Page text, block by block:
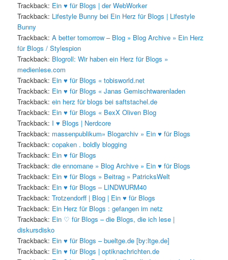
Trackback: Ein ♥ für Blogs | der WebWorker
Trackback: Lifestyle Bunny bei Ein Herz für Blogs | Lifestyle
Bunny
Trackback:A better tomorrow – Blog » Blog Archive » Ein Herz
für Blogs / Stylespion
Trackback: Blogroll: Wir haben ein Herz für Blogs »
medienlese.com
Trackback: Ein ♥ für Blogs « tobisworld.net
Trackback: Ein ♥ für Blogs « Janas Gemischtwarenladen
Trackback:ein herz für blogs bei saftstachel.de
Trackback: Ein ♥ für Blogs « BexX Oliven Blog
Trackback: I ♥ Blogs | Nerdcore
Trackback: massenpublikum» Blogarchiv » Ein ♥ für Blogs
Trackback:copaken . boldly blogging
Trackback: Ein ♥ für Blogs
Trackback:die ennomane » Blog Archive » Ein ♥ für Blogs
Trackback: Ein ♥ für Blogs » Beitrag » PatricksWelt
Trackback: Ein ♥ für Blogs – LINDWURM40
Trackback:Trotzendorff | Blog | Ein ♥ für Blogs
Trackback: Ein Herz für Blogs : gefangen im netz
Trackback: Ein ♡ für Blogs – die Blogs, die ich lese |
diskursdisko
Trackback: Ein ♥ für Blogs – bueltge.de [by:ltge.de]
Trackback: Ein ♥ für Blogs | optiknachrichten.de